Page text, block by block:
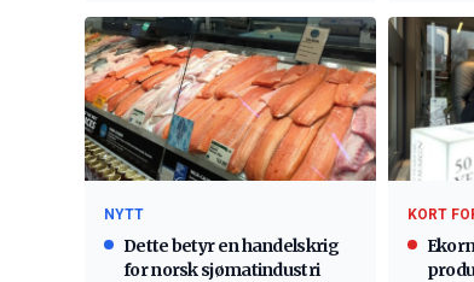
NYTT
Dette betyr en handelskrig
for norsk sjømatindustri
KORT